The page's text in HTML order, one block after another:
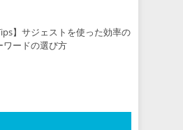
】サジェストを使った効率の
ワードの選び方